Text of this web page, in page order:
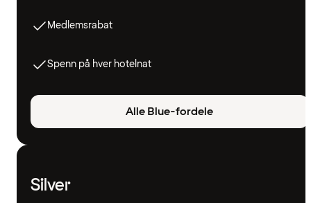
Medlemsrabat
Spenn på hver hotelnat
Alle Blue-fordele
Silver